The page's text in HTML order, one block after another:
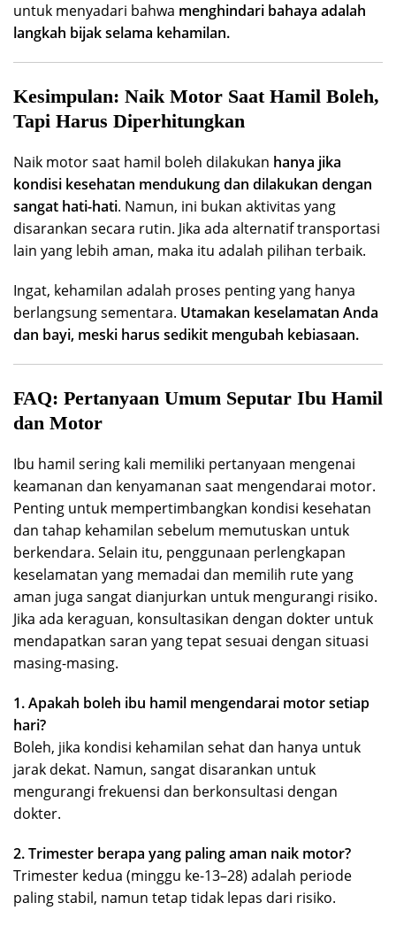
untuk menyadari bahwa menghindari bahaya adalah
langkah bijak selama kehamilan.
Kesimpulan: Naik Motor Saat Hamil Boleh,
Tapi Harus Diperhitungkan
Naik motor saat hamil boleh dilakukan hanya jika
kondisi kesehatan mendukung dan dilakukan dengan
sangat hati-hati. Namun, ini bukan aktivitas yang
disarankan secara rutin. Jika ada alternatif transportasi
lain yang lebih aman, maka itu adalah pilihan terbaik.
Ingat, kehamilan adalah proses penting yang hanya
berlangsung sementara. Utamakan keselamatan Anda
dan bayi, meski harus sedikit mengubah kebiasaan.
FAQ: Pertanyaan Umum Seputar Ibu Hamil
dan Motor
Ibu hamil sering kali memiliki pertanyaan mengenai
keamanan dan kenyamanan saat mengendarai motor.
Penting untuk mempertimbangkan kondisi kesehatan
dan tahap kehamilan sebelum memutuskan untuk
berkendara. Selain itu, penggunaan perlengkapan
keselamatan yang memadai dan memilih rute yang
aman juga sangat dianjurkan untuk mengurangi risiko.
Jika ada keraguan, konsultasikan dengan dokter untuk
mendapatkan saran yang tepat sesuai dengan situasi
masing-masing.
1. Apakah boleh ibu hamil mengendarai motor setiap
hari?
Boleh, jika kondisi kehamilan sehat dan hanya untuk
jarak dekat. Namun, sangat disarankan untuk
mengurangi frekuensi dan berkonsultasi dengan
dokter.
2. Trimester berapa yang paling aman naik motor?
Trimester kedua (minggu ke-13–28) adalah periode
paling stabil, namun tetap tidak lepas dari risiko.